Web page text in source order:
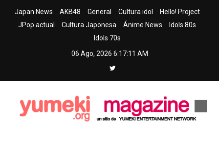
Japan News AKB48 General Cultura idol
Hello! Project
JPop actual
Cultura Japonesa Ánime News
Idols 80s
Idols 70s
06 Ago, 2026 6:17:13 AM